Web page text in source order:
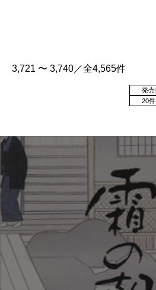
3,721 〜 3,740／全4,565件
20件